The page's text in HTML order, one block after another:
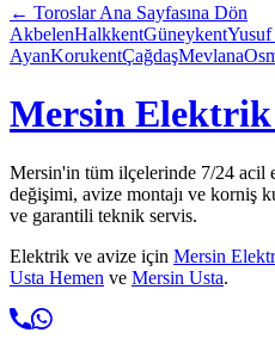
← ToroslarAna Sayfasına Dön
AkbelenHalkkentGüneykentYusuf
AyanKorukentÇağdaşMevlana
Mersin
Mersin'in tüm ilçelerinde 7/24 acil
değişimi, avize montajı ve korniş
ve garantili teknik servis.
Elektrik ve avize için Mersin
Usta Hemen ve Mersin Usta.